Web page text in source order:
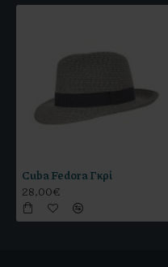
Cuba Fedora Γκρί
28,00€